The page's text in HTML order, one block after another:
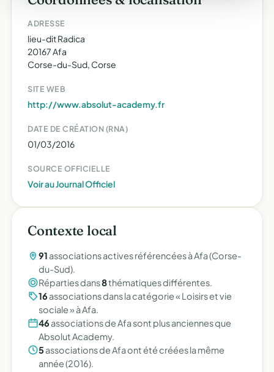
ADRESSE
lieu-dit Radica
20167 Afa
Corse-du-Sud, Corse
SITE WEB
http://www.absolut-academy.fr
DATE DE CRÉATION (RNA)
01/03/2016
SOURCE OFFICIELLE
Voir au Journal Officiel
Contexte local
91 associations actives référencées à Afa (Corse-
du-Sud).
Réparties dans8thématiques différentes.
16 associations dans la catégorie « Loisirs et vie
sociale » à Afa.
46 associations de Afa sont plus anciennes que
Absolut Academy.
5associations de Afa ont été créées la même
année (2016).